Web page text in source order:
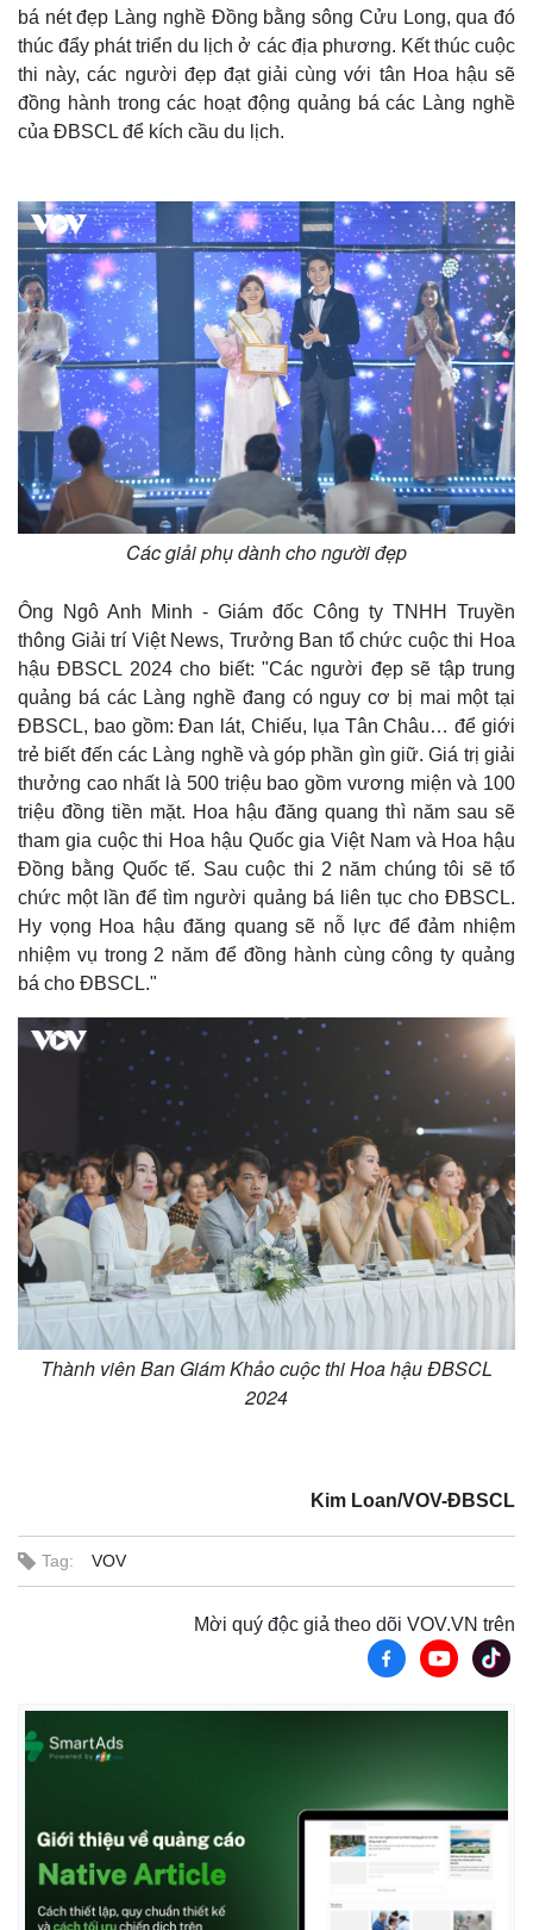
Kinh tế
Bất động sản
Khởi nghiệp
Thị trường
Giá vàng
Tiêu dùng
Tỷ giá
Chứng khoán
bá nét đẹp Làng nghề Đồng bằng sông Cửu Long, qua đó
thúc đẩy phát triển du lịch ở các địa phương. Kết thúc cuộc
thi này, các người đẹp đạt giải cùng với tân Hoa hậu sẽ
đồng hành trong các hoạt động quảng bá các Làng nghề
của ĐBSCL để kích cầu du lịch.
Các giải phụ dành cho người đẹp
Ông Ngô Anh Minh - Giám đốc Công ty TNHH Truyền
thông Giải trí Việt News, Trưởng Ban tổ chức cuộc thi Hoa
hậu ĐBSCL 2024 cho biết: "Các người đẹp sẽ tập trung
quảng bá các Làng nghề đang có nguy cơ bị mai một tại
ĐBSCL, bao gồm: Đan lát, Chiếu, lụa Tân Châu… để giới
trẻ biết đến các Làng nghề và góp phần gìn giữ. Giá trị giải
thưởng cao nhất là 500 triệu bao gồm vương miện và 100
triệu đồng tiền mặt. Hoa hậu đăng quang thì năm sau sẽ
tham gia cuộc thi Hoa hậu Quốc gia Việt Nam và Hoa hậu
Đồng bằng Quốc tế. Sau cuộc thi 2 năm chúng tôi sẽ tổ
chức một lần để tìm người quảng bá liên tục cho ĐBSCL.
Hy vọng Hoa hậu đăng quang sẽ nỗ lực để đảm nhiệm
nhiệm vụ trong 2 năm để đồng hành cùng công ty quảng
bá cho ĐBSCL."
Thành viên Ban Giám Khảo cuộc thi Hoa hậu ĐBSCL
2024
Kim Loan/VOV-ĐBSCL
Tag: VOV
Mời quý độc giả theo dõi VOV.VN trên